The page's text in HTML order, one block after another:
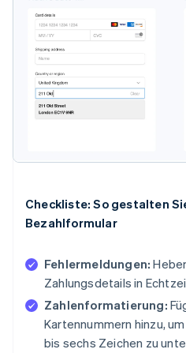
Checkliste: So gestalten
Bezahlformular
Fehlermeldungen:
Zahlungsdetails in
Zahlenformatierung:
Kartennummern hinzu,
bis sechs Zeichen zu